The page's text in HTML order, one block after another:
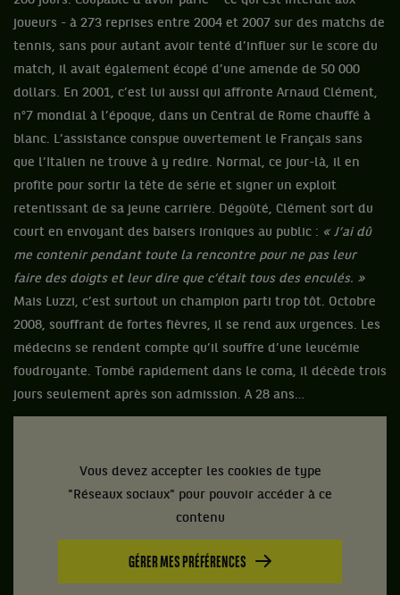
joueurs - à 273 reprises entre 2004 et 2007 sur des matchs de
tennis, sans pour autant avoir tenté d’influer sur le score du
match, il avait également écopé d’une amende de 50 000
dollars. En 2001, c’est lui aussi qui affronte Arnaud Clément,
n°7 mondial à l’époque, dans un Central de Rome chauffé à
blanc. L’assistance conspue ouvertement le Français sans
que l’Italien ne trouve à y redire. Normal, ce jour-là, il en
profite pour sortir la tête de série et signer un exploit
retentissant de sa jeune carrière. Dégoûté, Clément sort du
court en envoyant des baisers ironiques au public : « J’ai dû
me contenir pendant toute la rencontre pour ne pas leur
faire des doigts et leur dire que c’était tous des enculés. »
Mais Luzzi, c’est surtout un champion parti trop tôt. Octobre
2008, souffrant de fortes fièvres, il se rend aux urgences. Les
médecins se rendent compte qu’il souffre d’une leucémie
foudroyante. Tombé rapidement dans le coma, il décède trois
jours seulement après son admission. A 28 ans…
Vous devez accepter les cookies de type
"Réseaux sociaux" pour pouvoir accéder à ce
contenu
GÉRER MES PRÉFÉRENCES